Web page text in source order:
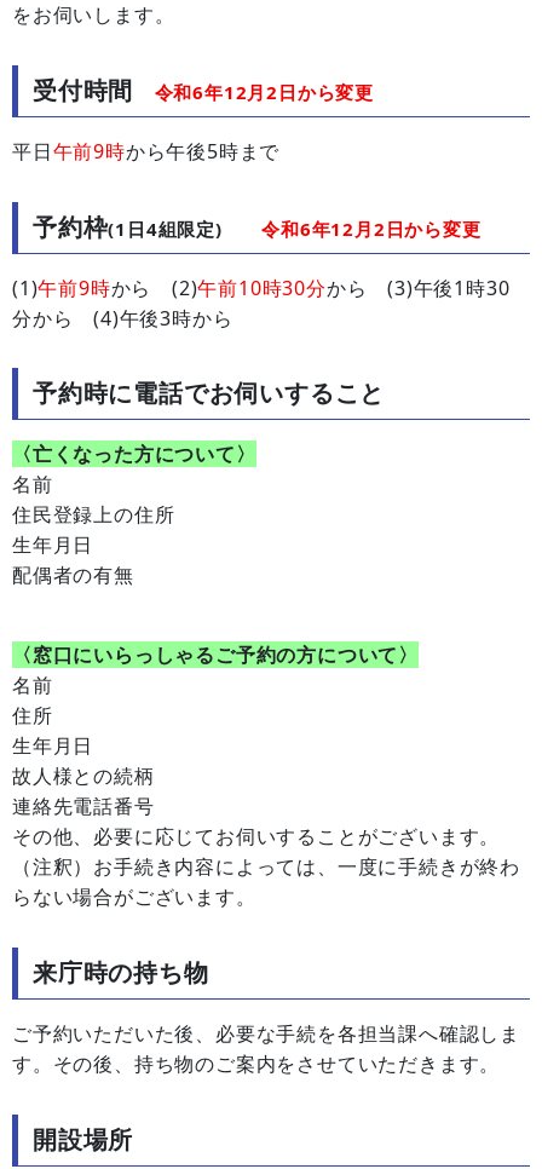
をお伺いします。
受付時間 令和6年12月2日から変更
平日午前9時から午後5時まで
予約枠(1日4組限定) 令和6年12月2日から変更
(1)午前9時から (2)午前10時30分から (3)午後1時30
分から (4)午後3時から
予約時に電話でお伺いすること
〈亡くなった方について〉
名前
住民登録上の住所
生年月日
配偶者の有無
〈窓口にいらっしゃるご予約の方について〉
名前
住所
生年月日
故人様との続柄
連絡先電話番号
その他、必要に応じてお伺いすることがございます。
（注釈）お手続き内容によっては、一度に手続きが終わ
らない場合がございます。
来庁時の持ち物
ご予約いただいた後、必要な手続を各担当課へ確認しま
す。その後、持ち物のご案内をさせていただきます。
開設場所